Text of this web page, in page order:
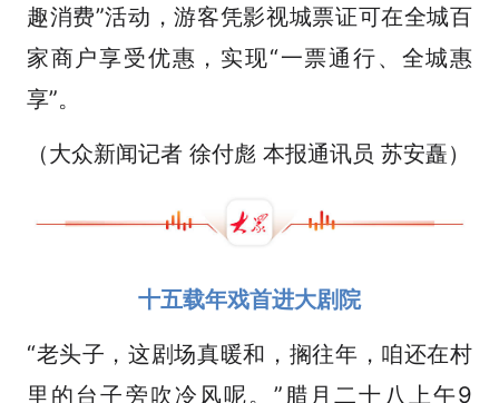
趣消费”活动，游客凭影视城票证可在全城百
家商户享受优惠，实现“一票通行、全城惠
享”。
（大众新闻记者 徐付彪 本报通讯员 苏安矗）
十五载年戏首进大剧院
“老头子，这剧场真暖和，搁往年，咱还在村
里的台子旁吹冷风呢。”腊月二十八上午9